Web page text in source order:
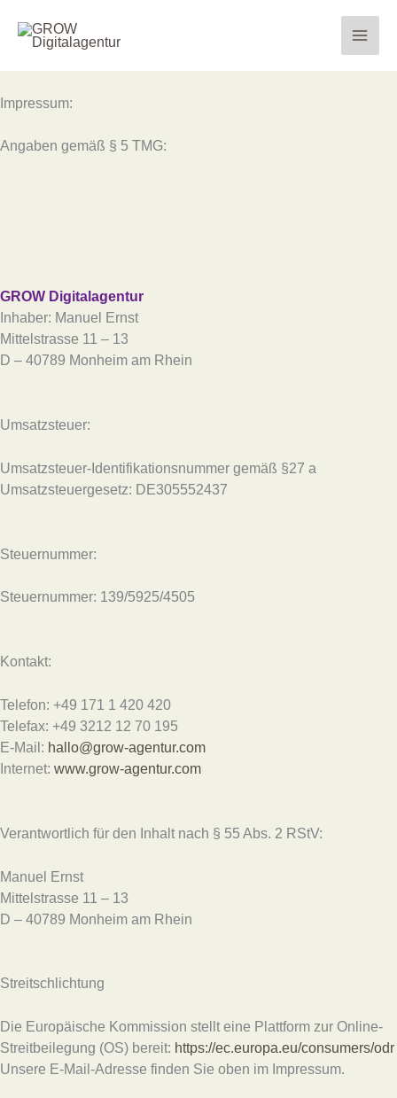
Inhalt
springen
Impressum:
Angaben gemäß § 5 TMG:
GROW Digitalagentur
Inhaber: Manuel Ernst
Mittelstrasse 11 – 13
D – 40789 Monheim am Rhein
Umsatzsteuer:
Umsatzsteuer-Identifikationsnummer gemäß §27 a
Umsatzsteuergesetz: DE305552437
Steuernummer:
Steuernummer: 139/5925/4505
Kontakt:
Telefon: +49 171 1 420 420
Telefax: +49 3212 12 70 195
E-Mail: hallo@grow-agentur.com
Internet: www.grow-agentur.com
Verantwortlich für den Inhalt nach § 55 Abs. 2 RStV:
Manuel Ernst
Mittelstrasse 11 – 13
D – 40789 Monheim am Rhein
Streitschlichtung
Die Europäische Kommission stellt eine Plattform zur Online-
Streitbeilegung (OS) bereit: https://ec.europa.eu/consumers/odr
Unsere E-Mail-Adresse finden Sie oben im Impressum.